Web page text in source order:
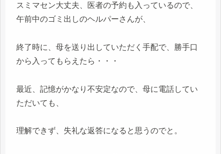
スミマセン大丈夫、医者の予約も入っているので、
午前中のゴミ出しのヘルパーさんが、
終了時に、母を送り出していただく手配で、勝手口
から入ってもらえたら・・・
最近、記憶がかなり不安定なので、母に電話してい
ただいても、
理解できず、失礼な返答になると思うのでと。